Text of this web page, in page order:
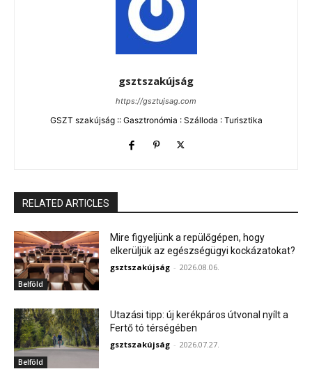
gsztszakújság
https://gsztujsag.com
GSZT szakújság :: Gasztronómia : Szálloda : Turisztika
RELATED ARTICLES
Belföld
Mire figyeljünk a repülőgépen, hogy
elkerüljük az egészségügyi kockázatokat?
gsztszakújság - 2026.08.06.
Belföld
Utazási tipp: új kerékpáros útvonal nyílt a
Fertő tó térségében
gsztszakújság - 2026.07.27.